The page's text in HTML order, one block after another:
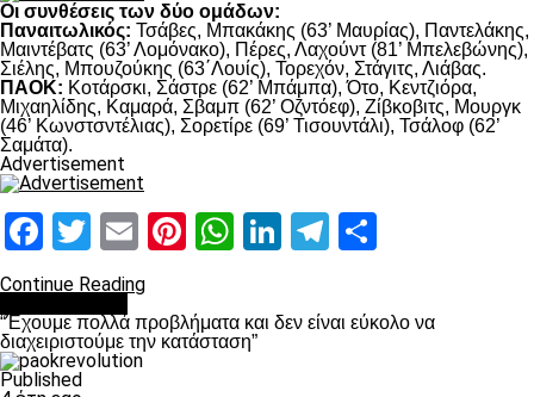
Οι συνθέσεις των δύο ομάδων:
Παναιτωλικός: Τσάβες, Μπακάκης (63’ Μαυρίας), Παντελάκης,
Μαιντέβατς (63’ Λομόνακο), Πέρες, Λαχούντ (81’ Μπελεβώνης),
Σιέλης, Μπουζούκης (63΄Λουίς), Τορεχόν, Στάγιτς, Λιάβας.
ΠΑΟΚ: Κοτάρσκι, Σάστρε (62’ Μπάμπα), Ότο, Κεντζιόρα,
Μιχαηλίδης, Καμαρά, Σβαμπ (62’ Οζντόεφ), Ζίβκοβιτς, Μουργκ
(46’ Κωνστσντέλιας), Σορετίρε (69’ Τισουντάλι), Τσάλοφ (62’
Σαμάτα).
Advertisement
Facebook
Twitter
EmailPinterest
WhatsApp
LinkedIn
Telegram
Continue Reading
“Έχουμε πολλά προβλήματα και δεν είναι εύκολο να
διαχειριστούμε την κατάσταση”
Published